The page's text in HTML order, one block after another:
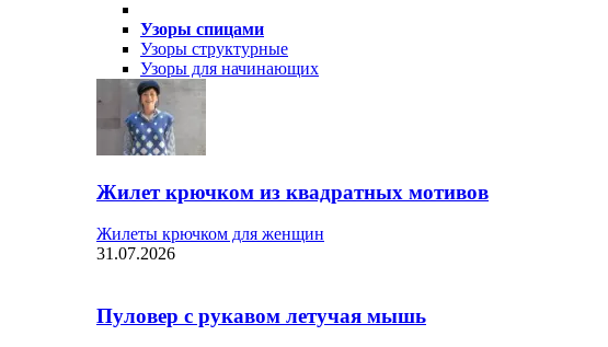
Узоры спицами
Узоры структурные
Узоры для начинающих
Жилет крючком из квадратных мотивов
Жилеты крючком для женщин
31.07.2026
Пуловер с рукавом летучая мышь